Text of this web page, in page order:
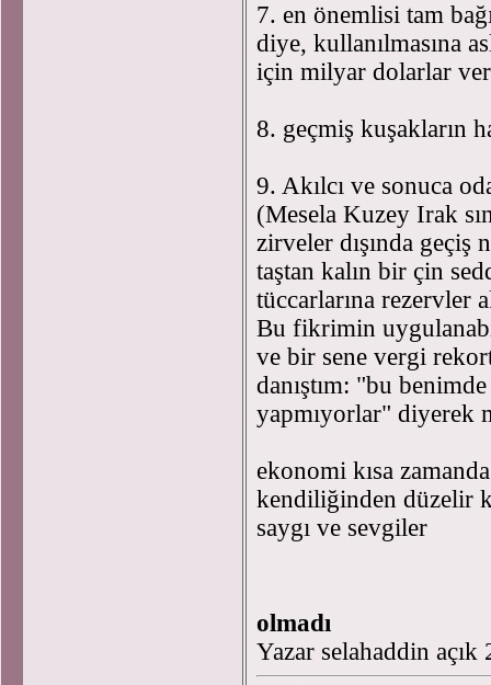
7. en önemlisi tam
diye, kullanılmasına
için milyar dolarlar
8. geçmiş kuşakların
9. Akılcı ve sonuca
(Mesela Kuzey Irak
zirveler dışında geçiş
taştan kalın bir çin
tüccarlarına rezervler
Bu fikrimin
ve bir sene vergi
danıştım: "bu
yapmıyorlar" diyerek
ekonomi kısa
kendiliğinden düzelir
saygı ve sevgiler
olmadı
Yazar selahaddin